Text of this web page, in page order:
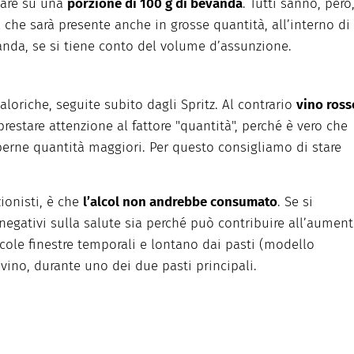
sarà presente anche in grosse quantità, all’interno di
se si tiene conto del volume d’assunzione.
seguite subito dagli Spritz. Al contrario vino
attenzione al fattore "quantità", perché è vero che
quantità maggiori. Per questo consigliamo di stare
è che l’alcol non andrebbe consumato. Se si
sulla salute sia perché può contribuire
finestre temporali e lontano dai pasti (modello
durante uno dei due pasti principali.